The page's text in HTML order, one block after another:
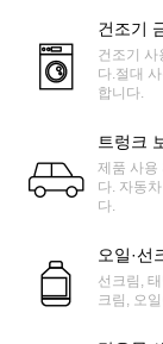
건조기
건조기 사
다.절대
합니다.
트렁크
제품 사용
다. 자동
다.
오일·선
선크림,
크림, 오